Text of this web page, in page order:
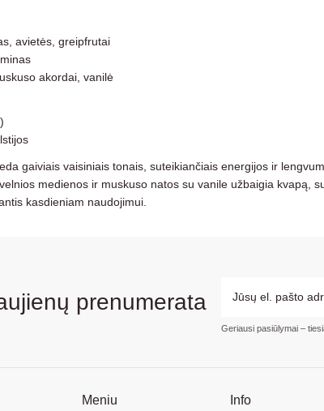
avietės, greipfrutai
akordai, vanilė
gaiviais vaisiniais tonais, suteikiančiais energijos ir
medienos ir muskuso natos su vanile užbaigia kvapą,
kasdieniam naudojimui.
prenumerata
Geriausi pasiūlymai –
Meniu Info